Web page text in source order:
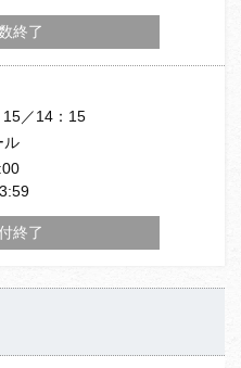
終了
／14：15
ル
終了